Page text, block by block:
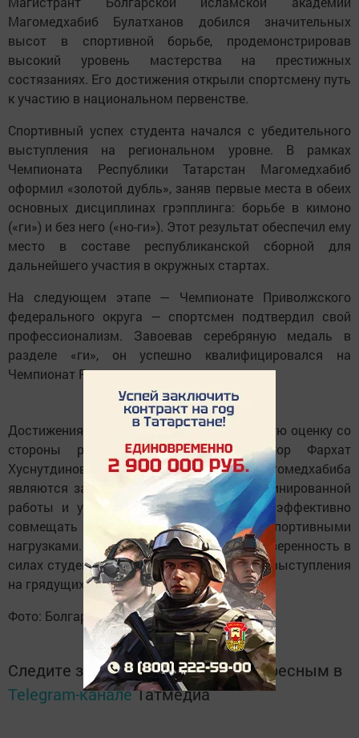
Магомедхабиб Булатханов добился значительных
высот в спортивной борьбе, продемонстрировав
высокий уровень мастерства на престижных
состязаниях. Его достижения открыли спортсмену путь
к участию в национальном первенстве.
Спортивный успех студента начался с убедительного
выступления на региональном уровне. В рамках
Чемпионата Республики Татарстан Магомедхабиб
оформил «золотой дубль», заняв первые места в обеих
основных дисциплинах грэпплинга: борьбе в кимоно
(«ги») и без него («но-ги»). Этот результат обеспечил ему
место в составе республиканской сборной для
дальнейшего участия в окружных стартах.
На следующем этапе — Чемпионате Приволжского
федерального округа — спортсмен подтвердил свой
профессионализм. Завоевав серебряную медаль в
разделе «ги», он успешно квалифицировался на
Чемпионат России.
Достижения магистранта получили высокую оценку со
стороны руководства Академии. Ректор Фархат
Хуснутдинов подчеркнул, что успехи Магомедхабиба
являются закономерным итогом дисциплинированной
работы и упорства, которые позволяют эффективно
совмещать обучение с серьезными спортивными
нагрузками. Руководитель вуза выразил уверенность в
силах студента и пожелал ему успешного выступления
на грядущих российских соревнованиях.
Фото: Болгарская исламская академия.
Следите за самым важным и интересным в
Telegram-каналеТатмедиа